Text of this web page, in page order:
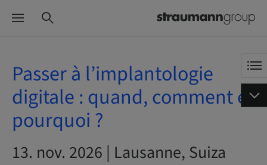
Passer à l’implantologie
digitale : quand, comment et
pourquoi ?
13. nov. 2026 | Lausanne, Suiza